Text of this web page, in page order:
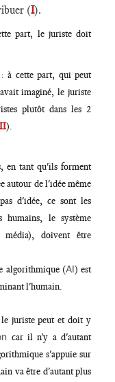
(I).
part, le juriste doit
à cette part, qui peut
imaginé, le juriste
plutôt dans les 2
).
en tant qu'ils forment
autour de l'idée même
d'idée, ce sont les
humains, le système
média), doivent être
algorithmique (AI) est
l'humain.
juriste peut et doit y
car il n'y a d'autant
s'appuie sur
va être d'autant plus